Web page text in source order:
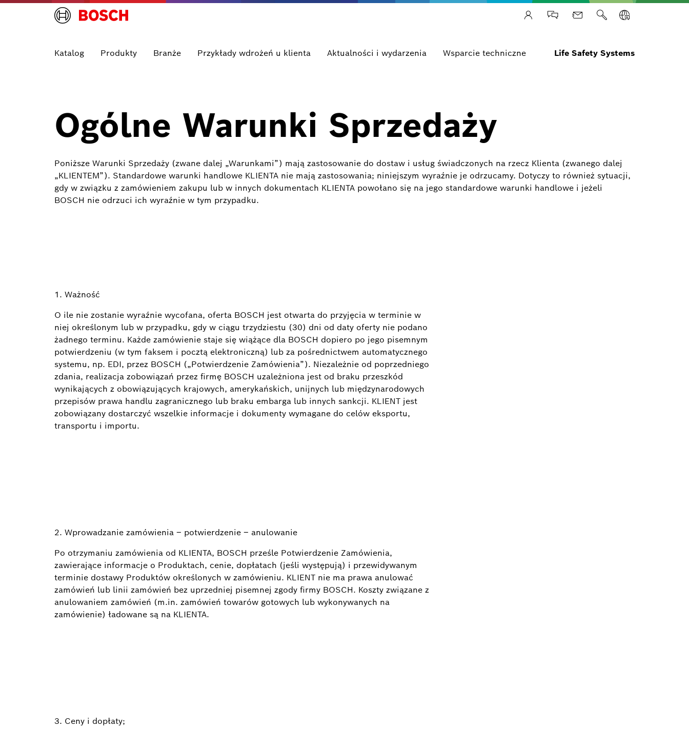
Katalog Produkty Branże Przykłady wdrożeń u klienta Aktualności i wydarzenia Wsparcie techniczne Life Safety Systems
Ogólne Warunki Sprzedaży
Poniższe Warunki Sprzedaży (zwane dalej „Warunkami”) mają zastosowanie do dostaw i usług świadczonych na rzecz Klienta (zwanego dalej
„KLIENTEM”). Standardowe warunki handlowe KLIENTA nie mają zastosowania; niniejszym wyraźnie je odrzucamy. Dotyczy to również sytuacji,
gdy w związku z zamówieniem zakupu lub w innych dokumentach KLIENTA powołano się na jego standardowe warunki handlowe i jeżeli
BOSCH nie odrzuci ich wyraźnie w tym przypadku.
1. Ważność
O ile nie zostanie wyraźnie wycofana, oferta BOSCH jest otwarta do przyjęcia w terminie w
niej określonym lub w przypadku, gdy w ciągu trzydziestu (30) dni od daty oferty nie podano
żadnego terminu. Każde zamówienie staje się wiążące dla BOSCH dopiero po jego pisemnym
potwierdzeniu (w tym faksem i pocztą elektroniczną) lub za pośrednictwem automatycznego
systemu, np. EDI, przez BOSCH („Potwierdzenie Zamówienia”). Niezależnie od poprzedniego
zdania, realizacja zobowiązań przez firmę BOSCH uzależniona jest od braku przeszkód
wynikających z obowiązujących krajowych, amerykańskich, unijnych lub międzynarodowych
przepisów prawa handlu zagranicznego lub braku embarga lub innych sankcji. KLIENT jest
zobowiązany dostarczyć wszelkie informacje i dokumenty wymagane do celów eksportu,
transportu i importu.
2. Wprowadzanie zamówienia – potwierdzenie – anulowanie
Po otrzymaniu zamówienia od KLIENTA, BOSCH prześle Potwierdzenie Zamówienia,
zawierające informacje o Produktach, cenie, dopłatach (jeśli występują) i przewidywanym
terminie dostawy Produktów określonych w zamówieniu. KLIENT nie ma prawa anulować
zamówień lub linii zamówień bez uprzedniej pisemnej zgody firmy BOSCH. Koszty związane z
anulowaniem zamówień (m.in. zamówień towarów gotowych lub wykonywanych na
zamówienie) ładowane są na KLIENTA.
3. Ceny i dopłaty;